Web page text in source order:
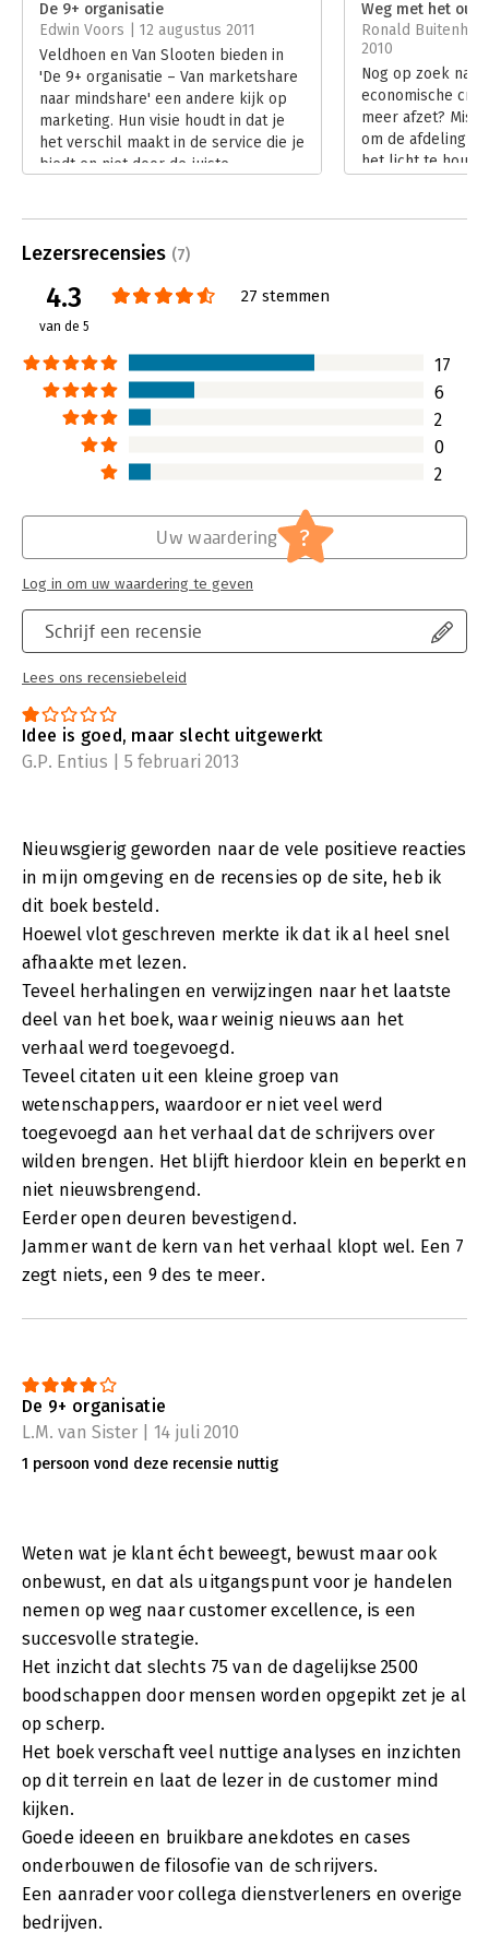
Druk:
Verschijningsdatum:
14-9-2011
Hoofdrubriek: Marketing
De 9+ organisatie
Edwin Voors | 12 augustus 2011
Veldhoen en Van Slooten bieden in
'De 9+ organisatie – Van marketshare
naar mindshare' een andere kijk op
marketing. Hun visie houdt in dat je
het verschil maakt in de service die je
biedt en niet door de juiste
wensen en beleving van de klant.
om dit mindshare te noemen. Als een
organisatie de bewuste (maar vooral)
klant kent, dan kunnen kleine
projecten tot grote effecten in de
klanttevredenheid én -loyaliteit
leiden.
Lees verder
Weg met het
Ronald
2010
Nog op zoek
economische
meer afzet?
om de afdeling
het licht te
Lezersrecensies (7)
4.3
van de 5
27 stemmen
17
6
2
0
2
Schrijf een recensie
Lees ons recensiebeleid
Uw waardering ?
Log in om uw waardering te geven
Idee is goed, maar slecht uitgewerkt
G.P. Entius | 5 februari 2013
Nieuwsgierig geworden naar de vele positieve reacties
in mijn omgeving en de recensies op de site, heb ik
dit boek besteld.
Hoewel vlot geschreven merkte ik dat ik al heel snel
afhaakte met lezen.
Teveel herhalingen en verwijzingen naar het laatste
deel van het boek, waar weinig nieuws aan het
verhaal werd toegevoegd.
Teveel citaten uit een kleine groep van
wetenschappers, waardoor er niet veel werd
toegevoegd aan het verhaal dat de schrijvers over
wilden brengen. Het blijft hierdoor klein en beperkt en
niet nieuwsbrengend.
Eerder open deuren bevestigend.
Jammer want de kern van het verhaal klopt wel. Een 7
zegt niets, een 9 des te meer.
De 9+ organisatie
L.M. van Sister | 14 juli 2010
1 persoon vond deze recensie nuttig
Weten wat je klant écht beweegt, bewust maar ook
onbewust, en dat als uitgangspunt voor je handelen
nemen op weg naar customer excellence, is een
succesvolle strategie.
Het inzicht dat slechts 75 van de dagelijkse 2500
boodschappen door mensen worden opgepikt zet je al
op scherp.
Het boek verschaft veel nuttige analyses en inzichten
op dit terrein en laat de lezer in de customer mind
kijken.
Goede ideeen en bruikbare anekdotes en cases
onderbouwen de filosofie van de schrijvers.
Een aanrader voor collega dienstverleners en overige
bedrijven.